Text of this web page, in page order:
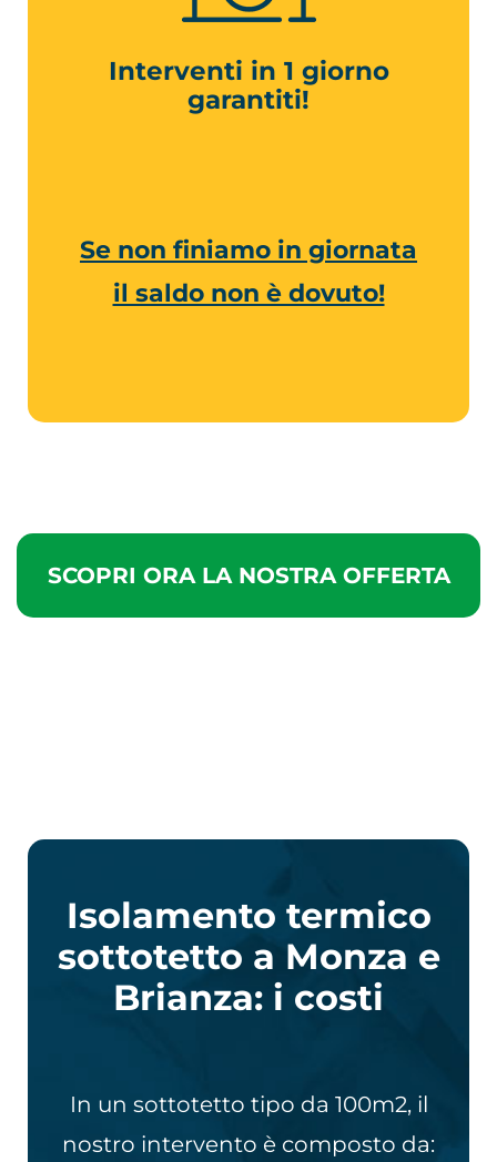
Interventi in 1 giorno
garantiti!
Se non finiamo in giornata
il saldo non è dovuto!
SCOPRI ORA LA NOSTRA OFFERTA
Isolamento termico
sottotetto a Monza e
Brianza: i costi
In un sottotetto tipo da 100m2, il
nostro intervento è composto da: